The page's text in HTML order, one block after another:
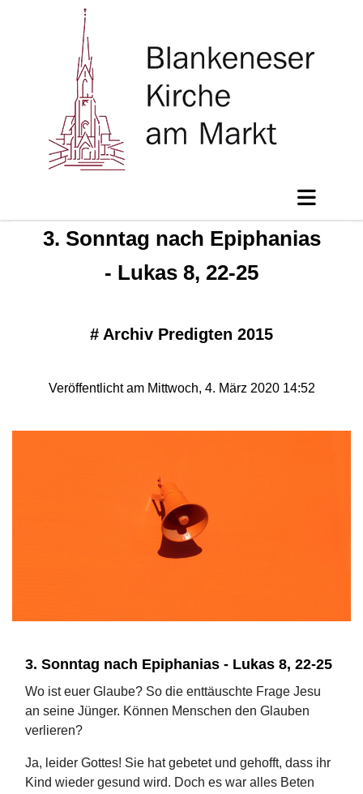
3. Sonntag nach Epiphanias
- Lukas 8, 22-25
# Archiv Predigten 2015
Veröffentlicht am Mittwoch, 4. März 2020 14:52
3. Sonntag nach Epiphanias - Lukas 8, 22-25
Wo ist euer Glaube? So die enttäuschte Frage Jesu
an seine Jünger. Können Menschen den Glauben
verlieren?
Ja, leider Gottes! Sie hat gebetet und gehofft, dass ihr
Kind wieder gesund wird. Doch es war alles Beten